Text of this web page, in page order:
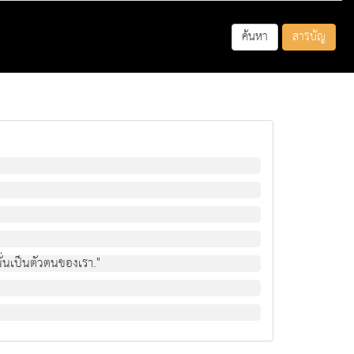
ค้นหา สารบัญ
เปนตัวตนของเรา."